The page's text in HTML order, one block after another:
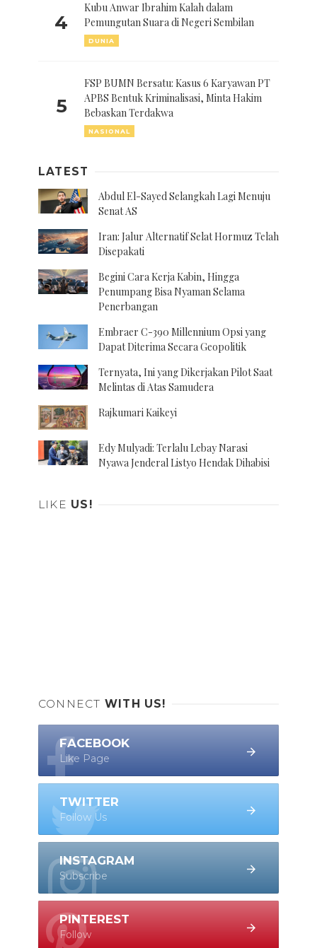
4
Kubu Anwar Ibrahim Kalah dalam
Pemungutan Suara di Negeri Sembilan
DUNIA
5
FSP BUMN Bersatu: Kasus 6 Karyawan PT
APBS Bentuk Kriminalisasi, Minta Hakim
Bebaskan Terdakwa
NASIONAL
LATEST
Abdul El-Sayed Selangkah Lagi Menuju
Senat AS
Iran: Jalur Alternatif Selat Hormuz Telah
Disepakati
Begini Cara Kerja Kabin, Hingga
Penumpang Bisa Nyaman Selama
Penerbangan
Embraer C-390 Millennium Opsi yang
Dapat Diterima Secara Geopolitik
Ternyata, Ini yang Dikerjakan Pilot Saat
Melintas di Atas Samudera
Rajkumari Kaikeyi
Edy Mulyadi: Terlalu Lebay Narasi
Nyawa Jenderal Listyo Hendak Dihabisi
LIKE US!
CONNECT WITH US!
FACEBOOK
Like Page
TWITTER
Follow Us
INSTAGRAM
Subscribe
PINTEREST
Follow